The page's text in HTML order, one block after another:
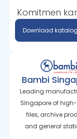
Komitmen
Download
Bambi
Leading
SIngapore of
files, archive
and general